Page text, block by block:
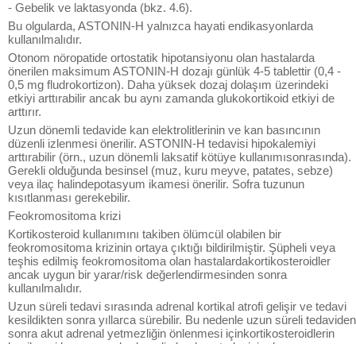
- Gebelik ve laktasyonda (bkz. 4.6).
Bu olgularda, ASTONIN-H yalnızca hayati endikasyonlarda
kullanılmalıdır.
Otonom nöropatide ortostatik hipotansiyonu olan hastalarda
önerilen maksimum ASTONIN-H dozajı günlük 4-5 tablettir (0,4 -
0,5 mg fludrokortizon). Daha yüksek dozaj dolaşım üzerindeki
etkiyi arttırabilir ancak bu aynı zamanda glukokortikoid etkiyi de
arttırır.
Uzun dönemli tedavide kan elektrolitlerinin ve kan basıncının
düzenli izlenmesi önerilir. ASTONIN-H tedavisi hipokalemiyi
arttırabilir (örn., uzun dönemli laksatif kötüye kullanımısonrasında).
Gerekli olduğunda besinsel (muz, kuru meyve, patates, sebze)
veya ilaç halindepotasyum ikamesi önerilir. Sofra tuzunun
kısıtlanması gerekebilir.
Feokromositoma krizi
Kortikosteroid kullanımını takiben ölümcül olabilen bir
feokromositoma krizinin ortaya çıktığı bildirilmiştir. Şüpheli veya
teşhis edilmiş feokromositoma olan hastalardakortikosteroidler
ancak uygun bir yarar/risk değerlendirmesinden sonra
kullanılmalıdır.
Uzun süreli tedavi sırasında adrenal kortikal atrofi gelişir ve tedavi
kesildikten sonra yıllarca sürebilir. Bu nedenle uzun süreli tedaviden
sonra akut adrenal yetmezliğin önlenmesi içinkortikosteroidlerin